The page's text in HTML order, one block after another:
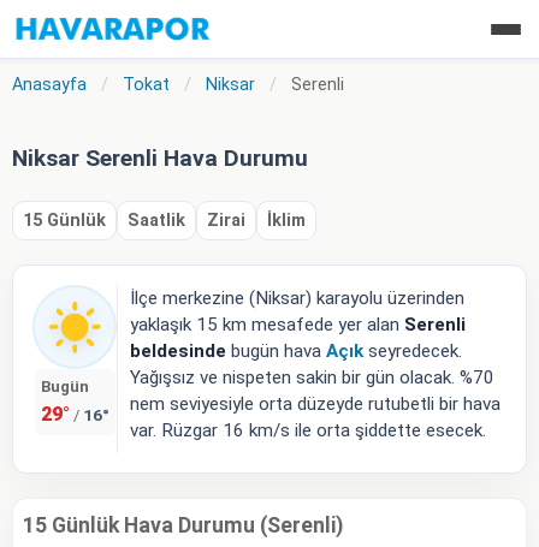
Anasayfa / Tokat / Niksar / Serenli
Niksar Serenli Hava Durumu
15 Günlük Saatlik Zirai İklim
Bugün
29° / 16°
İlçe merkezine (Niksar) karayolu üzerinden
yaklaşık 15 km mesafede yer alan Serenli
beldesinde bugün hava Açıkseyredecek.
Yağışsız ve nispeten sakin bir gün olacak. %70
nem seviyesiyle orta düzeyde rutubetli bir hava
var. Rüzgar 16 km/s ile orta şiddette esecek.
15 Günlük Hava Durumu (Serenli)